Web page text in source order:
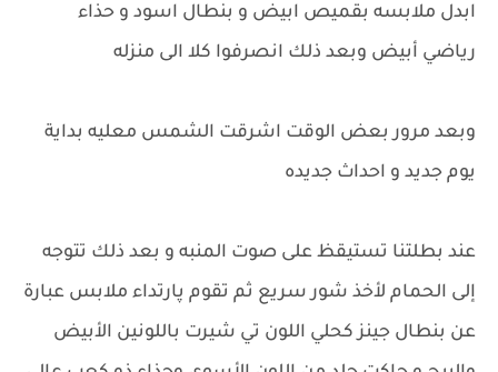
ابدل ملابسه بقميص ابيض و بنطال اسود و حذاء
رياضي أبيض وبعد ذلك انصرفوا كلا الى منزله
وبعد مرور بعض الوقت اشرقت الشمس معليه بداية
يوم جديد و احداث جديده
عند بطلتنا تستيقظ على صوت المنبه و بعد ذلك تتوجه
إلى الحمام لأخذ شور سريع ثم تقوم پارتداء ملابس عبارة
عن بنطال جينز كحلي اللون تي شيرت باللونين الأبيض